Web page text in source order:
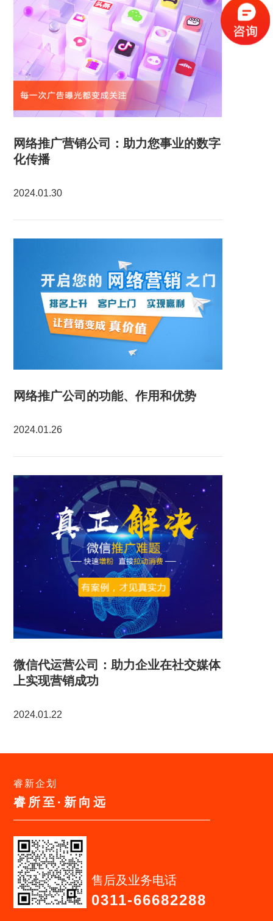
网络推广营销公司：助力您事业的数字
化传播
2024.01.30
网络推广公司的功能、作用和优势
2024.01.26
微信代运营公司：助力企业在社交媒体
上实现营销成功
2024.01.22
睿新企划
睿所至·新向远
售后及业务电话
0311-66682288